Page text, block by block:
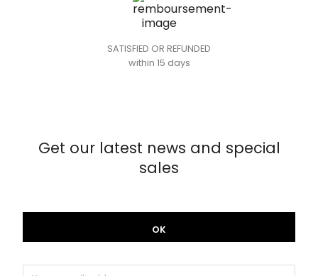
SATISFIED OR REFUNDED
within 15 days
Get our latest news and special
sales